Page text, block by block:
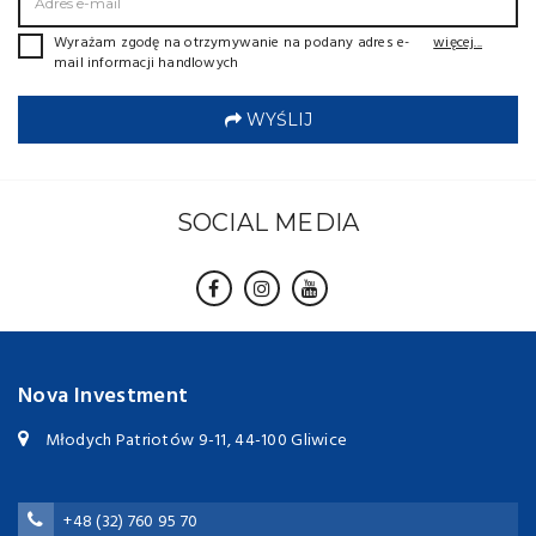
Wyrażam zgodę na otrzymywanie na podany adres e-
mail informacji handlowych
więcej...
WYŚLIJ
SOCIAL MEDIA
Nova Investment
Młodych Patriotów 9-11, 44-100 Gliwice
+48 (32) 760 95 70